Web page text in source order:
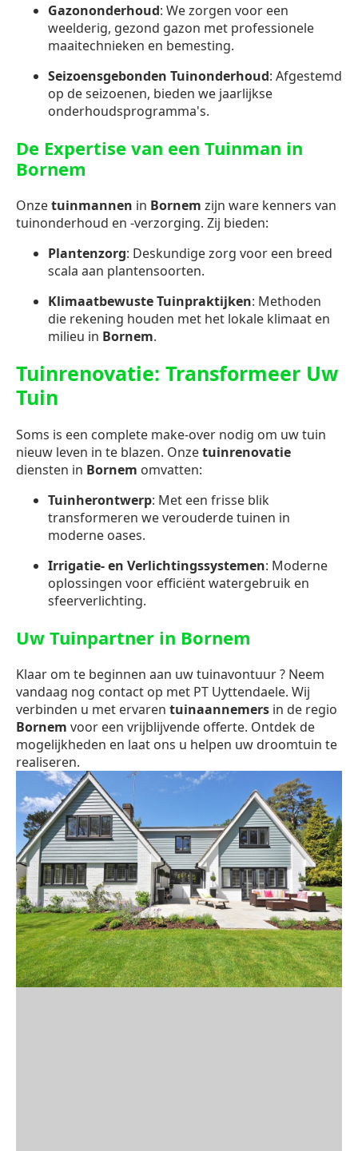
Gazononderhoud: We zorgen voor een
weelderig, gezond gazon met professionele
maaitechnieken en bemesting.
Seizoensgebonden Tuinonderhoud: Afgestemd
op de seizoenen, bieden we jaarlijkse
onderhoudsprogramma's.
De Expertise van een Tuinman in
Bornem
Onzetuinmannen in Bornem zijn ware kenners van
tuinonderhoud en -verzorging. Zij bieden:
Plantenzorg: Deskundige zorg voor een breed
scala aan plantensoorten.
Klimaatbewuste Tuinpraktijken: Methoden
die rekening houden met het lokale klimaat en
milieu in Bornem.
Tuinrenovatie: Transformeer Uw
Tuin
Soms is een complete make-over nodig om uw tuin
nieuw leven in te blazen. Onzetuinrenovatie
diensten in Bornem omvatten:
Tuinherontwerp: Met een frisse blik
transformeren we verouderde tuinen in
moderne oases.
Irrigatie- en Verlichtingssystemen: Moderne
oplossingen voor efficiënt watergebruik en
sfeerverlichting.
Uw Tuinpartner in Bornem
Klaar om te beginnen aan uw tuinavontuur ? Neem
vandaag nog contact op met PT Uyttendaele. Wij
verbinden u met ervaren tuinaannemers in de regio
Bornem voor een vrijblijvende offerte. Ontdek de
mogelijkheden en laat ons u helpen uw droomtuin te
realiseren.